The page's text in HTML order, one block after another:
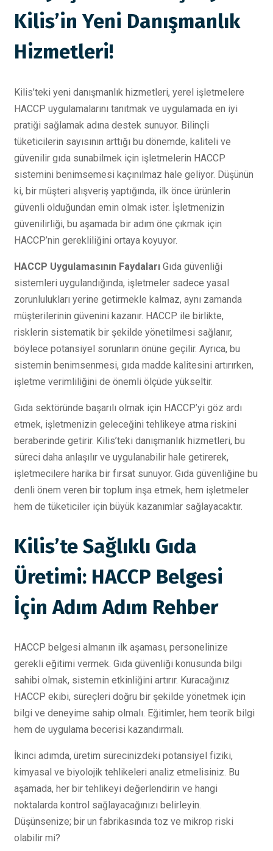
Kilis’in Yeni Danışmanlık
Hizmetleri!
Kilis’teki yeni danışmanlık hizmetleri, yerel işletmelere
HACCP uygulamalarını tanıtmak ve uygulamada en iyi
pratiği sağlamak adına destek sunuyor. Bilinçli
tüketicilerin sayısının arttığı bu dönemde, kaliteli ve
güvenilir gıda sunabilmek için işletmelerin HACCP
sistemini benimsemesi kaçınılmaz hale geliyor. Düşünün
ki, bir müşteri alışveriş yaptığında, ilk önce ürünlerin
güvenli olduğundan emin olmak ister. İşletmenizin
güvenilirliği, bu aşamada bir adım öne çıkmak için
HACCP’nin gerekliliğini ortaya koyuyor.
HACCP Uygulamasının Faydaları Gıda güvenliği
sistemleri uygulandığında, işletmeler sadece yasal
zorunlulukları yerine getirmekle kalmaz, aynı zamanda
müşterilerinin güvenini kazanır. HACCP ile birlikte,
risklerin sistematik bir şekilde yönetilmesi sağlanır,
böylece potansiyel sorunların önüne geçilir. Ayrıca, bu
sistemin benimsenmesi, gıda madde kalitesini artırırken,
işletme verimliliğini de önemli ölçüde yükseltir.
Gıda sektöründe başarılı olmak için HACCP’yi göz ardı
etmek, işletmenizin geleceğini tehlikeye atma riskini
beraberinde getirir. Kilis’teki danışmanlık hizmetleri, bu
süreci daha anlaşılır ve uygulanabilir hale getirerek,
işletmecilere harika bir fırsat sunuyor. Gıda güvenliğine bu
denli önem veren bir toplum inşa etmek, hem işletmeler
hem de tüketiciler için büyük kazanımlar sağlayacaktır.
Kilis’te Sağlıklı Gıda
Üretimi: HACCP Belgesi
İçin Adım Adım Rehber
HACCP belgesi almanın ilk aşaması, personelinize
gerekli eğitimi vermek. Gıda güvenliği konusunda bilgi
sahibi olmak, sistemin etkinliğini artırır. Kuracağınız
HACCP ekibi, süreçleri doğru bir şekilde yönetmek için
bilgi ve deneyime sahip olmalı. Eğitimler, hem teorik bilgi
hem de uygulama becerisi kazandırmalı.
İkinci adımda, üretim sürecinizdeki potansiyel fiziki,
kimyasal ve biyolojik tehlikeleri analiz etmelisiniz. Bu
aşamada, her bir tehlikeyi değerlendirin ve hangi
noktalarda kontrol sağlayacağınızı belirleyin.
Düşünsenize; bir un fabrikasında toz ve mikrop riski
olabilir mi?